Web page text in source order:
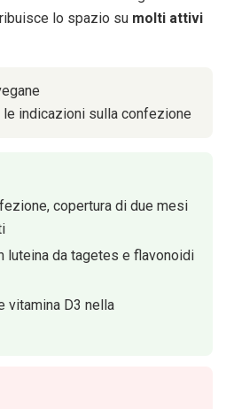
lo spazio su molti attivi
le indicazioni sulla confezione
copertura di due mesi
luteina da tagetes e flavonoidi
vitamina D3 nella